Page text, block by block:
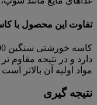
تفاوت این محصول با
دارد و در نتیجه مقاوم
مواد اولیه آن بالاتر
نتیجه گیری